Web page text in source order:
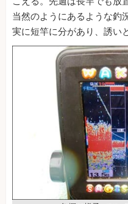
当然のようにあるような釣
実に短竿に分があり、誘い